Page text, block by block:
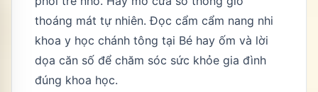
thoáng mát tự nhiên. Đọc cẩm cẩm nang nhi
khoa y học chánh tông tại Bé hay ốm và lời
dọa căn số để chăm sóc sức khỏe gia đình
đúng khoa học.